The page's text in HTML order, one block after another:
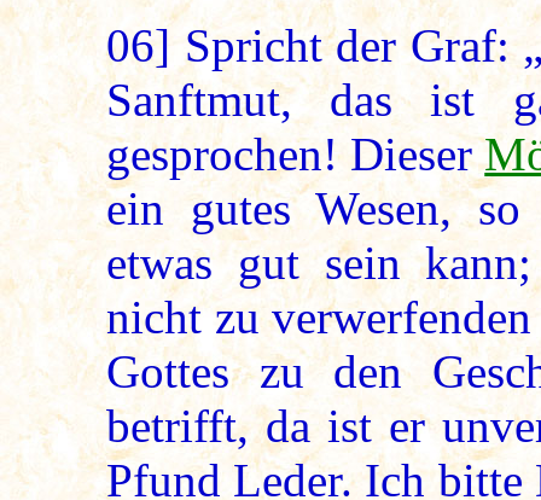
06] Spricht der Graf:
Sanftmut, das ist
gesprochen! Dieser
ein gutes Wesen,
etwas gut sein
nicht zu
Gottes zu den
betrifft, da ist er
Pfund Leder. Ich bitte